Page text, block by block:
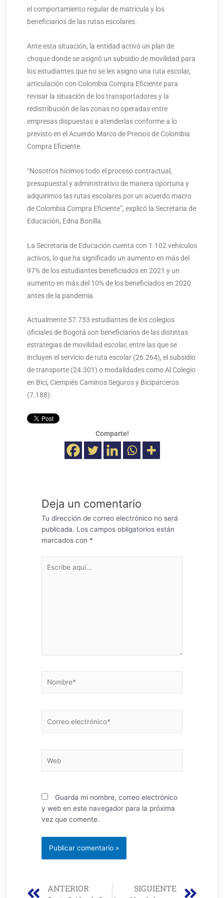
el comportamiento regular de matrícula y los
beneficiarios de las rutas escolares.
Ante esta situación, la entidad activó un plan de
choque donde se asignó un subsidio de movilidad para
los estudiantes que no se les asigno una ruta escolar,
articulación con Colombia Compra Eficiente para
revisar la situación de los transportadores y la
redistribución de las zonas no operadas entre
empresas dispuestas a atenderlas conforme a lo
previsto en el Acuerdo Marco de Precios de Colombia
Compra Eficiente.
“Nosotros hicimos todo el proceso contractual,
presupuestal y administrativo de manera oportuna y
adquirimos las rutas escolares por un acuerdo macro
de Colombia Compra Eficiente”, explicó la Secretaria de
Educación, Edna Bonilla.
La Secretaría de Educación cuenta con 1.102 vehículos
activos, lo que ha significado un aumento en más del
97% de los estudiantes beneficiados en 2021 y un
aumento en más del 10% de los beneficiados en 2020
antes de la pandemia
Actualmente 57.753 estudiantes de los colegios
oficiales de Bogotá son beneficiarios de las distintas
estrategias de movilidad escolar, entre las que se
incluyen el servicio de ruta escolar (26.264), el subsidio
de transporte (24.301) o modalidades como Al Colegio
en Bici, Ciempiés Caminos Seguros y Biciparceros
(7.188).
Comparte!
Deja un comentario
Tu dirección de correo electrónico no será
publicada. Los campos obligatorios están
marcados con *
aquí...
electrónico*
Guarda mi nombre, correo electrónico
y web en este navegador para la próxima
vez que comente.
Prev
ANTERIOR SIGUIENTE